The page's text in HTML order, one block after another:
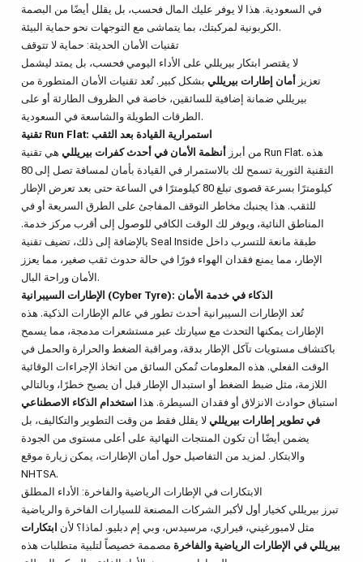
في السعودية. هذا لا يوفر عليك المال فحسب، بل يقلل أيضًا من البصمة
الكربونية لمركبتك، بما يتماشى مع التوجهات نحو حماية البيئة.
تقنيات الأمان الحديثة: حماية لا تتوقف
لا يقتصر ابتكار بيريللي على الأداء اليومي فحسب، بل يمتد ليشمل
تعزيزأمان إطارات بيريللي بشكل كبير. تُعد تقنيات الأمان المتطورة من
بيريللي ضمانة إضافية للسائقين، خاصة في الظروف الطارئة أو على
الطرقات الطويلة والشاسعة في السعودية.
تقنية Run Flat: استمرارية القيادة بعد الثقب
من أبرزأنظمة الأمان في أحدث كفرات بيريللي هي تقنية Run Flat. هذه
التقنية الثورية تسمح لك بالاستمرار في القيادة بأمان لمسافة تصل إلى 80
كيلومترًا بسرعة قصوى تبلغ 80 كيلومترًا في الساعة حتى بعد تعرض الإطار
للثقب. هذا يجنبك مخاطر التوقف المفاجئ على الطرق السريعة أو في
المناطق النائية، ويوفر لك الوقت الكافي للوصول إلى أقرب مركز خدمة.
بالإضافة إلى ذلك، تضيف تقنية Seal Inside طبقة مانعة للتسرب داخل
الإطار، مما يمنع فقدان الهواء فورًا في حالة حدوث ثقب صغير، مما يعزز
الأمان وراحة البال.
الإطارات السيبرانية (Cyber Tyre): الذكاء في خدمة الأمان
تُعد الإطارات السيبرانية أحدث تطور في عالم الإطارات الذكية. هذه
الإطارات يمكنها التحدث مع سيارتك عبر مستشعرات مدمجة، مما يسمح
باكتشاف مستويات تآكل الإطار بدقة، ومراقبة الضغط والحرارة والحمل في
الوقت الفعلي. هذه المعلومات تُمكن السائق من اتخاذ الإجراءات الوقائية
اللازمة، مثل ضبط الضغط أو استبدال الإطار قبل أن يصبح خطرًا، وبالتالي
استباق حوادث الانزلاق أو فقدان السيطرة. هذا استخدام الذكاء الاصطناعي
في تطوير إطارات بيريللي لا يقلل فقط من وقت التطوير والتكاليف، بل
يضمن أيضًا أن تكون المنتجات النهائية على أعلى مستوى من الجودة
والابتكار. لمزيد من التفاصيل حول أمان الإطارات، يمكن زيارة موقع
NHTSA.
الابتكارات في الإطارات الرياضية والفاخرة: الأداء المطلق
تبرز بيريللي كخيار أول لأكبر الشركات المصنعة للسيارات الفاخرة والرياضية
مثل لامبورغيني، فيراري، مرسيدس، وبي إم دبليو. لماذا؟ لأن ابتكارات
بيريللي في الإطارات الرياضية والفاخرة مصممة خصيصاً لتلبية متطلبات هذه